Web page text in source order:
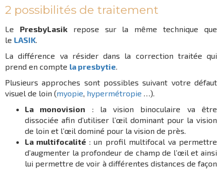
2 possibilités de traitement
Le PresbyLasikrepose sur la même technique que
le LASIK.
La différence va résider dans la correction traitée qui
prend en compte la presbytie.
Plusieurs approches sont possibles suivant votre défaut
visuel de loin (myopie, hypermétropie …).
La monovision : la vision binoculaire va être
dissociée afin d’utiliser l’œil dominant pour la vision
de loin et l’œil dominé pour la vision de près.
La multifocalité : un profil multifocal va permettre
d’augmenter la profondeur de champ de l’œil et ainsi
lui permettre de voir à différentes distances de façon